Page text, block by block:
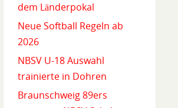
dem Länderpokal
Neue Softball Regeln ab
2026
NBSV U-18 Auswahl
trainierte in Dohren
Braunschweig 89ers